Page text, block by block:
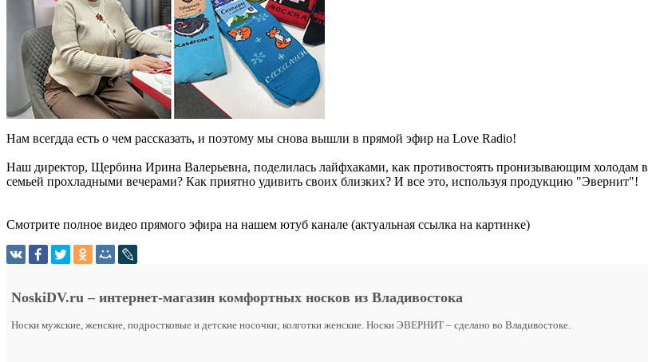
Нам всегдда есть о чем рассказать, и поэтому мы снова вышли в прямой эфир на Love Radio!
Наш директор, Щербина Ирина Валерьевна, поделилась лайфхаками, как противостоять пронизывающим
семьей прохладными вечерами? Как приятно удивить своих близких? И все это, используя продукцию "Эвернит"!
Смотрите полное видео прямого эфира на нашем ютуб канале (актуальная ссылка на картинке)
NoskiDV.ru – интернет-магазин комфортных носков из Владивостока
Носки мужские, женские, подростковые и детские носочки; колготки женские. Носки ЭВЕРНИТ – сделано во Владивостоке.